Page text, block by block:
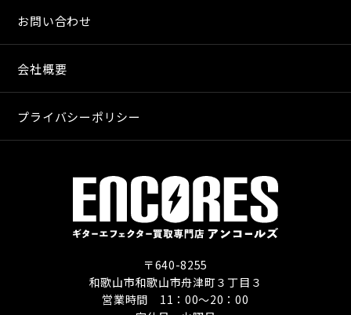
お問い合わせ
会社概要
プライバシーポリシー
〒640-8255
和歌山市和歌山市舟津町３丁目３
営業時間 11：00〜20：00